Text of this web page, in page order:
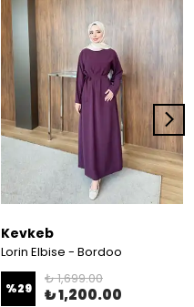
Kevkeb
Lorin Elbise - Bordoo
%29
₺ 1,699.00
₺ 1,200.00